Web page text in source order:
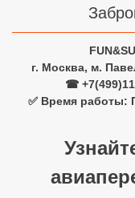
г. Москва, м.
☎
✅ Время работы: